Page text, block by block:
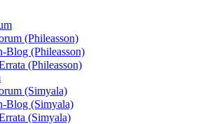
(Phileasson)
(Phileasson)
(Phileasson)
(Simyala)
Blog (Simyala)
(Simyala)